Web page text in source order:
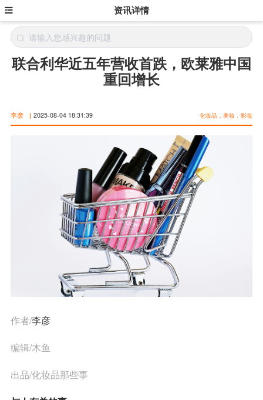
资讯详情
联合利华近五年营收首跌，欧莱雅中国
重回增长
李彦 | 2025-08-04 18:31:39 化妆品，美妆，彩妆
作者/李彦
编辑/木鱼
出品/化妆品那些事